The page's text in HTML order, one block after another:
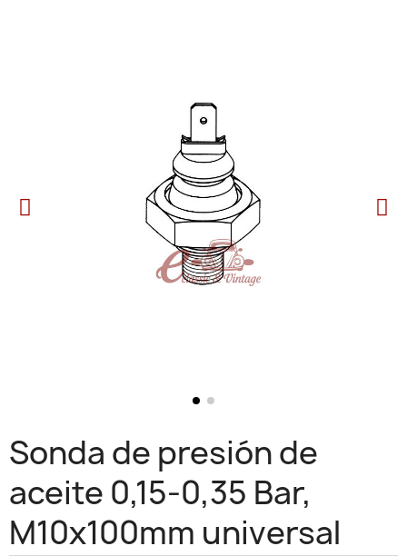
Sonda de presión de
aceite 0,15-0,35 Bar,
M10x100mm universal